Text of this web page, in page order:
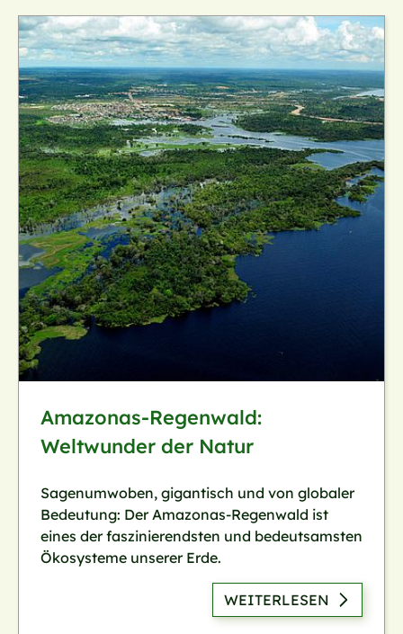
Amazonas-Regenwald:
Weltwunder der Natur
Sagenumwoben, gigantisch und von globaler
Bedeutung: Der Amazonas-Regenwald ist
eines der faszinierendsten und bedeutsamsten
Ökosysteme unserer Erde.
WEITERLESEN